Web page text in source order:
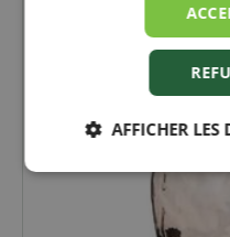
AFFICHER LES